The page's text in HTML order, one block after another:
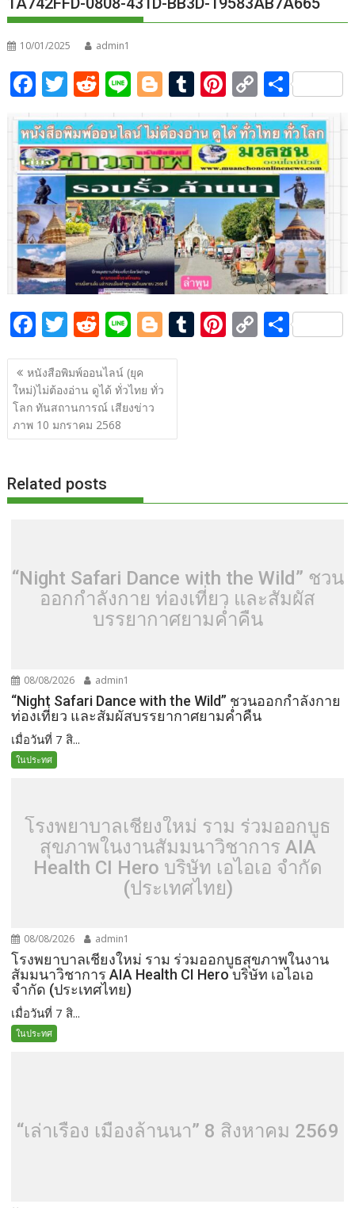
10/01/2025 admin1
F
ac
e
b
o
o
k
T
w
itt
er
R
e
d
di
t
Li
n
e
Bl
o
g
g
er
T
u
m
bl
r
Pi
nt
er
e
st
C
p
y
Li
n
k
S
ar
e
F
ac
e
b
o
o
k
T
w
itt
er
R
e
d
di
t
Li
n
e
Bl
o
g
T Pi C S
แนะแนว
เรื่อง
หนังสือพิมพ์ออนไลน์ (ยุค
ใหม่)ไม่ต้องอ่าน ดูได้ ทั่วไทย ทั่ว
โลก ทันสถานการณ์ เสียงข่าว
ภาพ 10 มกราคม 2568
Related posts
“Night Safari Dance with the Wild” ชวน
ออกกำลังกาย ท่องเที่ยว และสัมผัส
บรรยากาศยามค่ำคืน
08/08/2026 admin1
“Night Safari Dance with the Wild” ชวนออกกำลังกาย
ท่องเที่ยว และสัมผัสบรรยากาศยามค่ำคืน
เมื่อวันที่ 7 สิ...
ในประทศ
โรงพยาบาลเชียงใหม่ ราม ร่วมออกบูธ
สุขภาพในงานสัมมนาวิชาการ AIA
Health CI Hero บริษัท เอไอเอ จำกัด
(ประเทศไทย)
08/08/2026 admin1
โรงพยาบาลเชียงใหม่ ราม ร่วมออกบูธสุขภาพในงาน
สัมมนาวิชาการ AIA Health CI Hero บริษัท เอไอเอ
จำกัด (ประเทศไทย)
เมื่อวันที่ 7 สิ...
ในประทศ
“เล่าเรื่อง เมืองล้านนา” 8 สิงหาคม 2569